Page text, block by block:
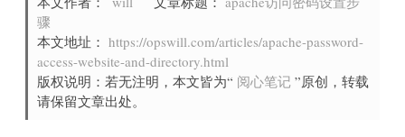
骤
本文地址： https://opswill.com/articles/apache-password-
access-website-and-directory.html
版权说明：若无注明，本文皆为“ 阅心笔记 ”原创，转载
请保留文章出处。